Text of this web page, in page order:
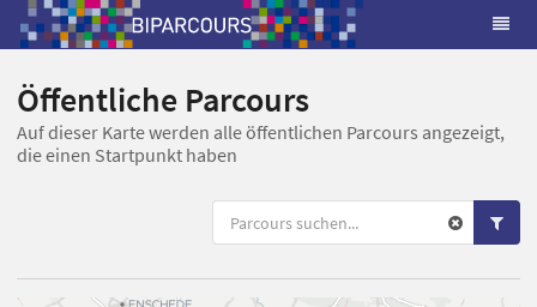
Öffentliche Parcours
Auf dieser Karte werden alle öffentlichen Parcours angezeigt,
die einen Startpunkt haben